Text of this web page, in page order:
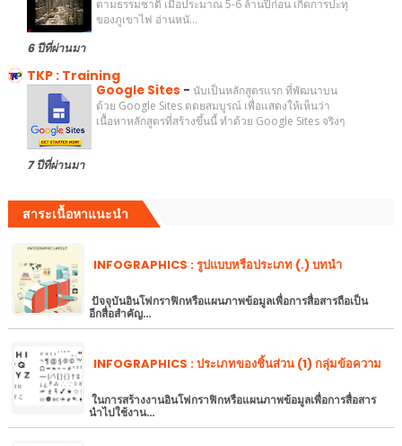
ตามธรรมชาติ เมื่อประมาณ 5-6 ล้านปีก่อน เกิดการปะทุ
ของภูเขาไฟ อ่านหนั...
6 ปีที่ผ่านมา
TKP : Training
Google Sites - นับเป็นหลักสูตรแรก ที่พัฒนาบน
ด้วย Google Sites ดดยสมบูรณ์ เพื่อแสดงให้เห็นว่า
เนื้อหาหลักสูตรที่สร้างขึ้นนี้ ทำด้วย Google Sites จริงๆ
7 ปีที่ผ่านมา
สาระเนื้อหาแนะนำ
INFOGRAPHICS : รูปแบบหรือประเภท (.) บทนำ
ปัจจุบันอินโฟกราฟิกหรือแผนภาพข้อมูลเพื่อการสื่อสารถือเป็น
อีกสื่อสำคัญ…
INFOGRAPHICS : ประเภทของชิ้นส่วน (1) กลุ่มข้อความ
ในการสร้างงานอินโฟกราฟิกหรือแผนภาพข้อมูลเพื่อการสื่อสาร
นำไปใช้งาน…